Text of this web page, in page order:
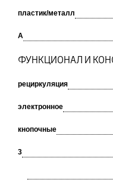
пластик/металл
A
ФУНКЦИОНАЛ И
рециркуляция
электронное
кнопочные
3